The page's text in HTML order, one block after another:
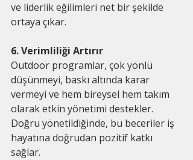
ve liderlik eğilimleri net bir şekilde
ortaya çıkar.
6. Verimliliği Artırır
Outdoor programlar, çok yönlü
düşünmeyi, baskı altında karar
vermeyi ve hem bireysel hem takım
olarak etkin yönetimi destekler.
Doğru yönetildiğinde, bu beceriler iş
hayatına doğrudan pozitif katkı
sağlar.